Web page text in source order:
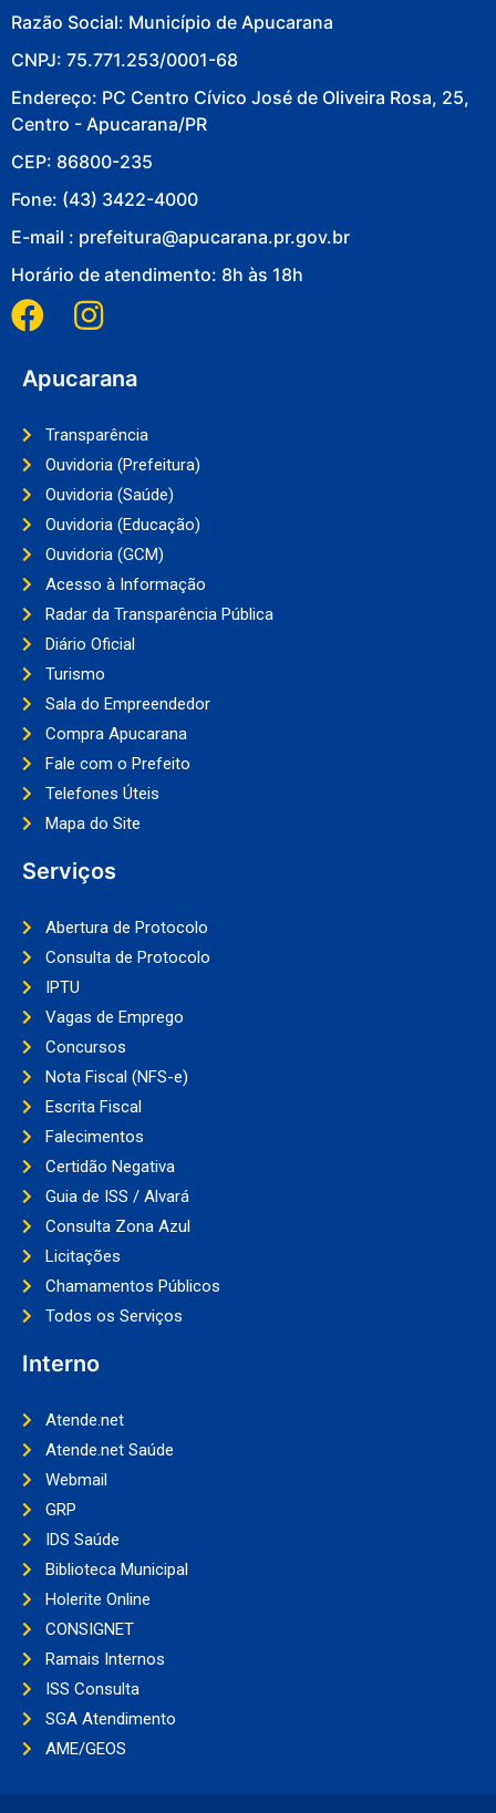
Razão Social: Município de Apucarana
CNPJ: 75.771.253/0001-68
Endereço: PC Centro Cívico José de Oliveira Rosa, 25,
Centro - Apucarana/PR
CEP: 86800-235
Fone: (43) 3422-4000
E-mail : prefeitura@apucarana.pr.gov.br
Horário de atendimento: 8h às 18h
Apucarana
Transparência
Ouvidoria (Prefeitura)
Ouvidoria (Saúde)
Ouvidoria (Educação)
Ouvidoria (GCM)
Acesso à Informação
Radar da Transparência Pública
Diário Oficial
Turismo
Sala do Empreendedor
Compra Apucarana
Fale com o Prefeito
Telefones Úteis
Mapa do Site
Serviços
Abertura de Protocolo
Consulta de Protocolo
IPTU
Vagas de Emprego
Concursos
Nota Fiscal (NFS-e)
Escrita Fiscal
Falecimentos
Certidão Negativa
Guia de ISS / Alvará
Consulta Zona Azul
Licitações
Chamamentos Públicos
Todos os Serviços
Interno
Atende.net
Atende.net Saúde
Webmail
GRP
IDS Saúde
Biblioteca Municipal
Holerite Online
CONSIGNET
Ramais Internos
ISS Consulta
SGA Atendimento
AME/GEOS